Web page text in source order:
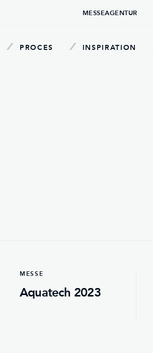
MESSEAGENTUR
PROCES INSPIRATION
MESSE
Aquatech 2023